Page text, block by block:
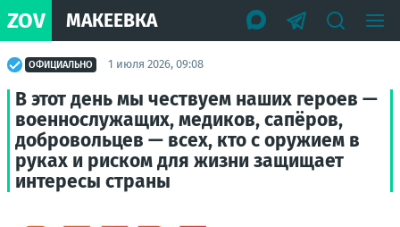
ZOV МАКЕЕВКА
ОФИЦИАЛЬНО 1 июля 2026, 09:08
В этот день мы чествуем наших героев —
военнослужащих, медиков, сапёров,
добровольцев — всех, кто с оружием в
руках и риском для жизни защищает
интересы страны